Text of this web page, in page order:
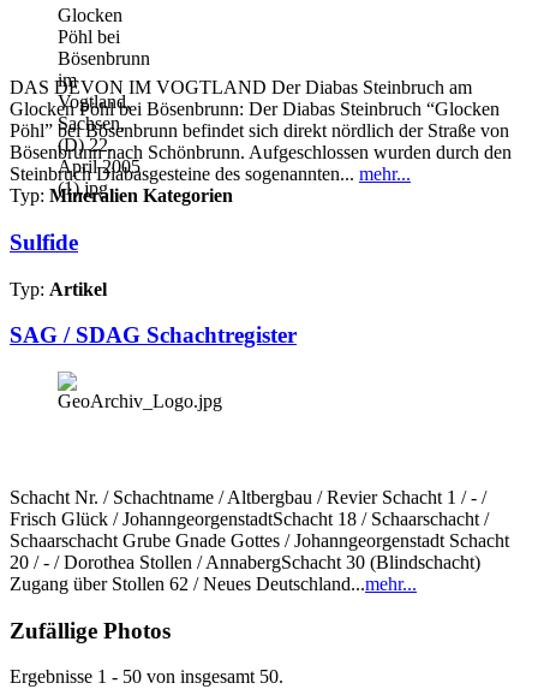
DAS DEVON IM VOGTLAND Der Diabas Steinbruch am
Glocken Pöhl bei Bösenbrunn: Der Diabas Steinbruch “Glocken
Pöhl” bei Bösenbrunn befindet sich direkt nördlich der Straße von
Bösenbrunn nach Schönbrunn. Aufgeschlossen wurden durch den
Steinbruch Diabasgesteine des sogenannten... mehr...
Typ: Mineralien Kategorien
Sulfide
Typ: Artikel
SAG / SDAG Schachtregister
Schacht Nr. / Schachtname / Altbergbau / Revier Schacht 1 / - /
Frisch Glück / JohanngeorgenstadtSchacht 18 / Schaarschacht /
Schaarschacht Grube Gnade Gottes / Johanngeorgenstadt Schacht
20 / - / Dorothea Stollen / AnnabergSchacht 30 (Blindschacht)
Zugang über Stollen 62 / Neues Deutschland...mehr...
Zufällige Photos
Ergebnisse 1 - 50 von insgesamt 50.